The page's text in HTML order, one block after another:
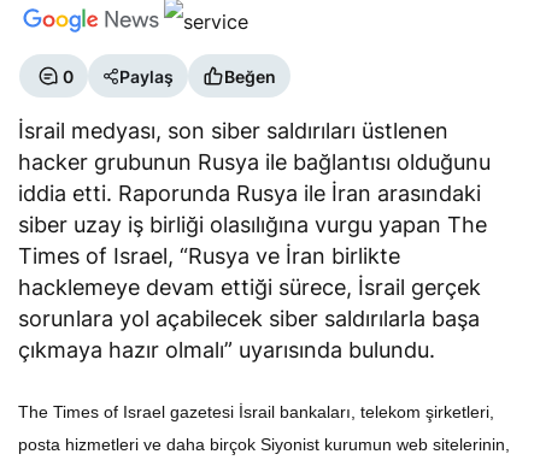
0 Paylaş Beğen
İsrail medyası, son siber saldırıları üstlenen
hacker grubunun Rusya ile bağlantısı olduğunu
iddia etti. Raporunda Rusya ile İran arasındaki
siber uzay iş birliği olasılığına vurgu yapan The
Times of Israel, “Rusya ve İran birlikte
hacklemeye devam ettiği sürece, İsrail gerçek
sorunlara yol açabilecek siber saldırılarla başa
çıkmaya hazır olmalı” uyarısında bulundu.
The Times of Israel gazetesi İsrail bankaları, telekom şirketleri,
posta hizmetleri ve daha birçok Siyonist kurumun web sitelerinin,